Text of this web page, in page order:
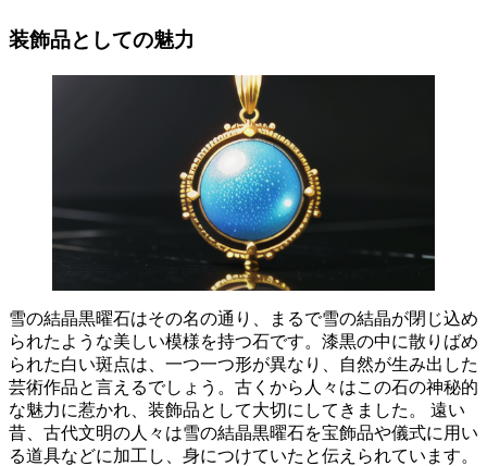
装飾品としての魅力
雪の結晶黒曜石はその名の通り、まるで雪の結晶が閉じ込め
られたような美しい模様を持つ石です。漆黒の中に散りばめ
られた白い斑点は、一つ一つ形が異なり、自然が生み出した
芸術作品と言えるでしょう。 古くから人々はこの石の神秘的
な魅力に惹かれ、装飾品として大切にしてきました。
遠い
昔、古代文明の人々は雪の結晶黒曜石を宝飾品や儀式に用い
る道具などに加工し、身につけていたと伝えられています。